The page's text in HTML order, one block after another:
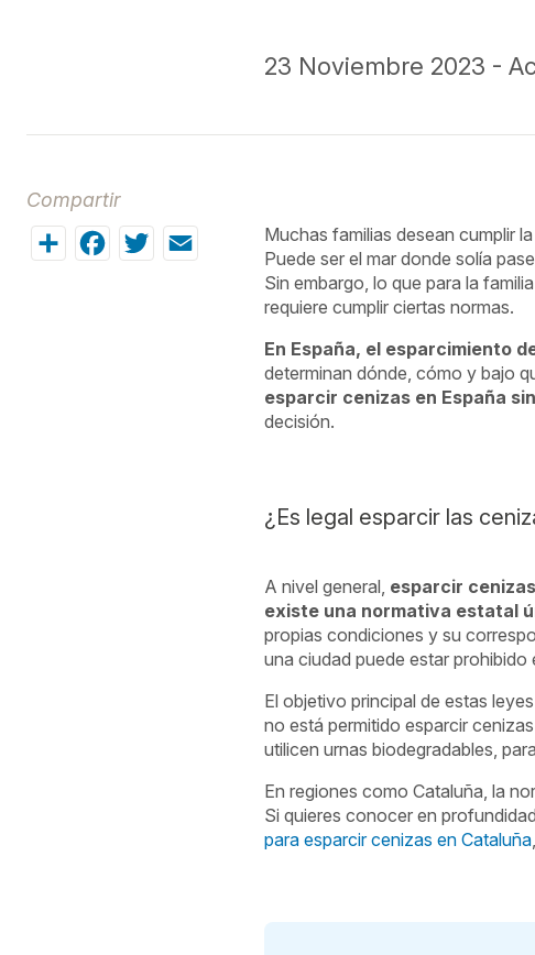
23 Noviembre 2023 -
Compartir
ShareFacebook
TwitterEmailMuchas familias desean cumplir
Puede ser el mar donde solía
Sin embargo, lo que para la
requiere cumplir ciertas normas.
En España, el esparcimiento
determinan dónde, cómo y bajo
esparcir cenizas en España
decisión.
¿Es legal esparcir las
A nivel general, esparcir
existe una normativa estatal
propias condiciones y su
una ciudad puede estar prohibido
El objetivo principal de estas
no está permitido esparcir
utilicen urnas biodegradables,
En regiones como Cataluña, la
Si quieres conocer en
para esparcir cenizas en Cataluña